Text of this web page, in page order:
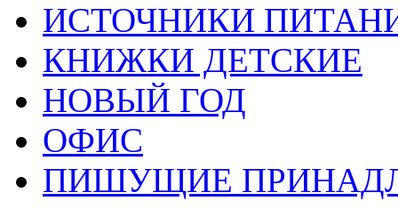
ИСТОЧНИКИ
КНИЖКИ ДЕТСКИЕ
НОВЫЙ ГОД
ОФИС
ПИШУЩИЕ